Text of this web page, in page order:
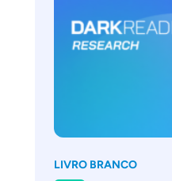
LIVRO BRANCO